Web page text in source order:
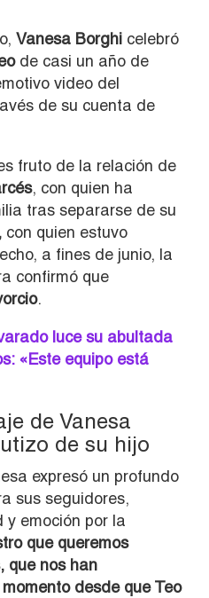
Vanesa Borghi celebró
de casi un año de
video del
de su cuenta de
fruto de la relación de
, con quien ha
tras separarse de su
con quien estuvo
a fines de junio, la
confirmó que
.
luce su abultada
«Este equipo está
de Vanesa
de su hijo
expresó un profundo
sus seguidores,
y emoción por la
que queremos
que nos han
desde que Teo